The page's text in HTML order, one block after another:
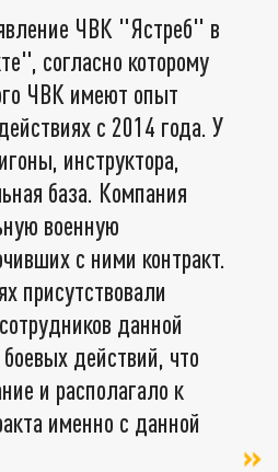
ЧВК "Ястреб" в
согласно которому
ЧВК имеют опыт
с 2014 года. У
инструктора,
база. Компания
военную
с ними контракт.
присутствовали
данной
действий, что
и располагало к
именно с данной